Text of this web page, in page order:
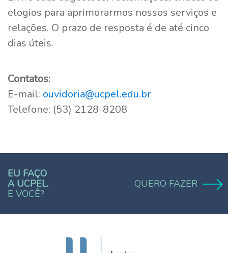
elogios para aprimorarmos nossos serviços e
relações. O prazo de resposta é de até cinco
dias úteis.
Contatos:
E-mail: ouvidoria@ucpel.edu.br
Telefone: (53) 2128-8208
EU FAÇO
A UCPEL.
E VOCÊ?
QUERO FAZER